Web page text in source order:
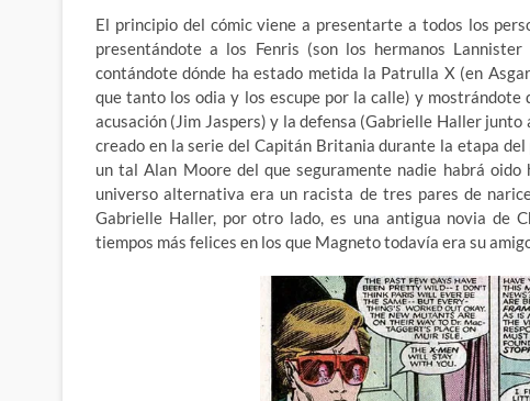
El principio del cómic viene a presentarte a todos los
presentándote a los Fenris (son los hermanos
contándote dónde ha estado metida la Patrulla X (en
que tanto los odia y los escupe por la calle) y
acusación (Jim Jaspers) y la defensa (Gabrielle Haller
creado en la serie del Capitán Britania durante la etapa
un tal Alan Moore del que seguramente nadie habrá
universo alternativa era un racista de tres pares de
Gabrielle Haller, por otro lado, es una antigua novia de
tiempos más felices en los que Magneto todavía era su